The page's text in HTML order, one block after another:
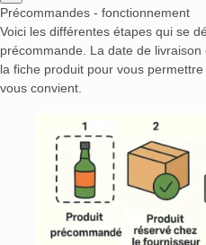
Précommandes - fonctionnement
Voici les différentes étapes qui se
précommande. La date de
la fiche produit pour vous
vous convient.